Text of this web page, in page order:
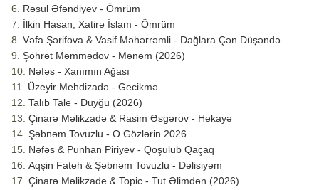
Rəsul Əfəndiyev - Ömrüm
İlkin Hasan, Xatirə İslam - Ömrüm
Vəfa Şərifova & Vasif Məhərrəmli - Dağlara Çən Düşəndə
Şöhrət Məmmədov - Mənəm (2026)
Nəfəs - Xanımın Ağası
Üzeyir Mehdizadə - Gecikmə
Talıb Tale - Duyğu (2026)
Çinarə Məlikzadə & Rasim Əsgərov - Hekayə
Şəbnəm Tovuzlu - O Gözlərin 2026
Nəfəs & Punhan Piriyev - Qoşulub Qaçaq
Aqşin Fateh & Şəbnəm Tovuzlu - Dəlisiyəm
Çinarə Məlikzade & Topic - Tut Əlimdən (2026)